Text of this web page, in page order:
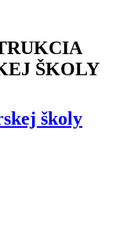
ŠKOLY